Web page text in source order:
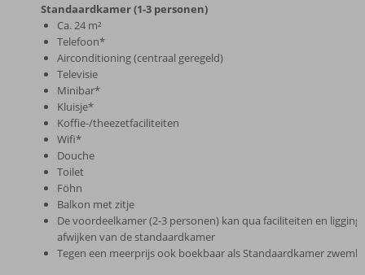
Standaardkamer (1-3 personen)
Ca. 24 m²
Telefoon*
Airconditioning (centraal geregeld)
Televisie
Minibar*
Kluisje*
Koffie-/theezetfaciliteiten
Wifi*
Douche
Toilet
Föhn
Balkon met zitje
De voordeelkamer (2-3 personen) kan qua faciliteiten en ligging
afwijken van de standaardkamer
Tegen een meerprijs ook boekbaar als Standaardkamer